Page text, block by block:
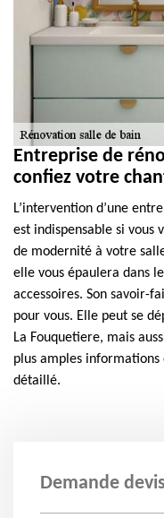
Entreprise de
confiez votre
L’intervention d’une
est indispensable si vous
de modernité à votre
elle vous épaulera dans
accessoires. Son savoir-
pour vous. Elle peut se
La Fouquetiere, mais
plus amples
détaillé.
Demande